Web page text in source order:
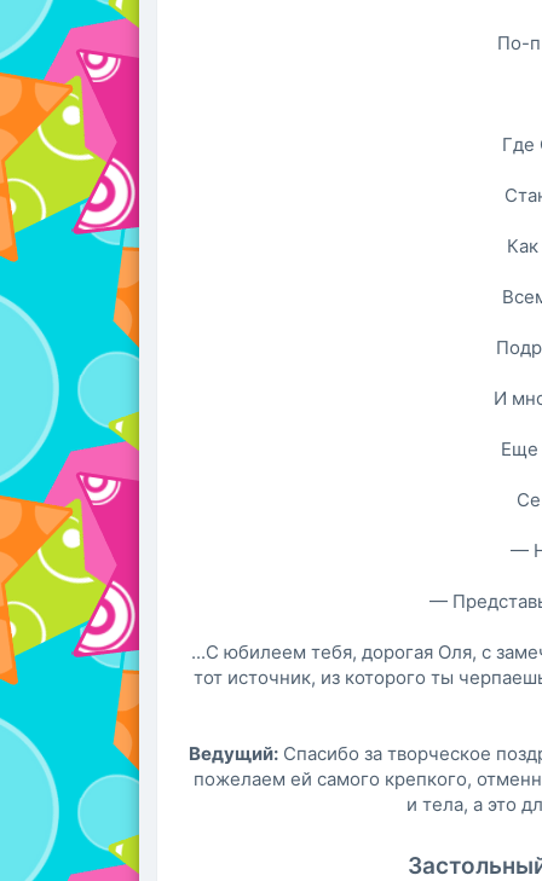
По-
Где
И
Еще
—
—
...С юбилеем тебя, дорогая Оля, с
тот источник, из которого ты
Ведущий: Спасибо за творческое
пожелаем ей самого крепкого,
и тела, а это